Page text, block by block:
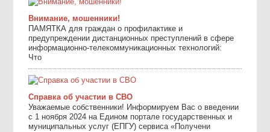
Внимание, мошенники!
ПАМЯТКА для граждан о профилактике и
предупреждении дистанционных преступлений в сфере
информационно-телекоммуникационных технологий:
Что
Справка об участии в СВО
Уважаемые собственники! Информируем Вас о введении
с 1 ноября 2024 на Едином портале государственных и
муниципальных услуг (ЕПГУ) сервиса «Получени